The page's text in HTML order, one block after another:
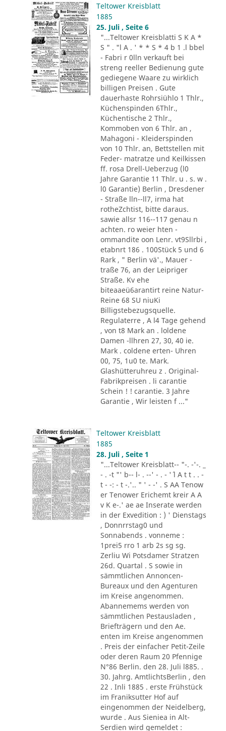
Teltower Kreisblatt
1885
25. Juli , Seite 6
"...Teltower Kreisblatti S K A *
S " . "l A . ' * * S * 4 b 1 .l bbel
- Fabri r 0lln verkauft bei
streng reeller Bedienung gute
gediegene Waare zu wirklich
billigen Preisen . Gute
dauerhaste Rohrsiühlo 1 Thlr.,
Küchenspinden 6Thlr.,
Küchentische 2 Thlr.,
Kommoben von 6 Thlr. an ,
Mahagoni - Kleiderspinden
von 10 Thlr. an, Bettstellen mit
Feder- matratze und Keilkissen
ff. rosa Drell-Ueberzug (l0
Jahre Garantie 11 Thlr. u . s. w .
l0 Garantie) Berlin , Dresdener
- Straße lln--ll7, irma hat
rotheZchtist, bitte daraus.
sawie allsr 116--117 genau n
achten. ro weier hten -
ommandite oon Lenr. vt9Sllrbi ,
etabnrt 186 . 100Stück 5 und 6
Rark , " Berlin vä'., Mauer -
traße 76, an der Leipriger
Straße. Kv ehe
biteaaeü6arantirt reine Natur-
Reine 68 SU niuKi
Billigstebezugsquelle.
Regulaterre , A l4 Tage gehend
, von t8 Mark an . loldene
Damen -llhren 27, 30, 40 ie.
Mark . coldene erten- Uhren
00, 75, 1u0 te. Mark.
Glashütteruhreu z . Original-
Fabrikpreisen . li carantie
Schein ! ! carantie. 3 Jahre
Garantie , Wir leisten f ..."
Teltower Kreisblatt
1885
28. Juli , Seite 1
"...Teltower Kreisblatt-- "-. -'-. _
- . -t "' b-- l- . --' - . - '´ l A t t . . -
t - -: - t -.'.. " ' - -' . S AA Tenow
er Tenower Erichemt kreir A A
v K e-.' ae ae Inserate werden
in der Exvedition : ) ' Dienstags
, Donnrrstag0 und
Sonnabends . vonneme :
1prei5 rro 1 arb 2s sg sg.
Zerliu Wi Potsdamer Stratzen
26d. Quartal . S sowie in
sämmtlichen Annoncen-
Bureaux und den Agenturen
im Kreise angenommen.
Abannemems werden von
sämmtlichen Pestausladen ,
Briefträgern und den Ae.
enten im Kreise angenommen
. Preis der einfacher Petit-Zeile
oder deren Raum 20 Pfennige
N°86 Berlin. den 28. Juli l885. .
30. Jahrg. AmtlichtsBerlin , den
22 . Inli 1885 . erste Frühstück
im Franiksutter Hof auf
eingenommen der Neidelberg,
wurde . Aus Sieniea in Alt-
Serdien wird gemeldet :